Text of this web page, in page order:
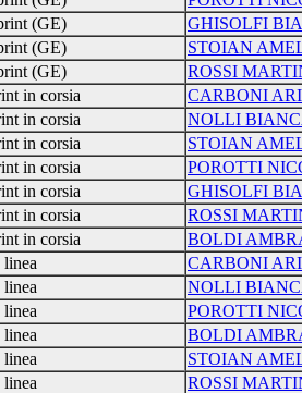
(GE)
GHISOLFI
(GE)
STOIAN
(GE)
ROSSI
in corsia
CARBONI
in corsia
NOLLI
in corsia
STOIAN
in corsia
POROTTI
in corsia
GHISOLFI
in corsia
ROSSI
in corsia
BOLDI
CARBONI
NOLLI
POROTTI
BOLDI
STOIAN
ROSSI